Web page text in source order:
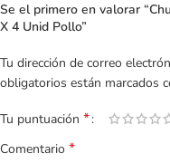
Se el primero en valorar
X 4 Unid Pollo”
Tu dirección de correo
obligatorios están marcados
Tu puntuación *
Comentario *